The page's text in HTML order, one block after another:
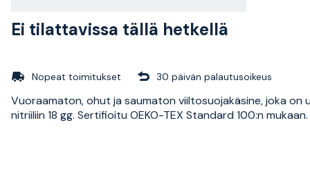
Ei tilattavissa tällä hetkellä
Nopeat toimitukset 30 päivän palautusoikeus
Vuoraamaton, ohut ja saumaton viiltosuojakäsine, joka
nitriiliin 18 gg. Sertifioitu OEKO-TEX Standard 100:n mukaan.